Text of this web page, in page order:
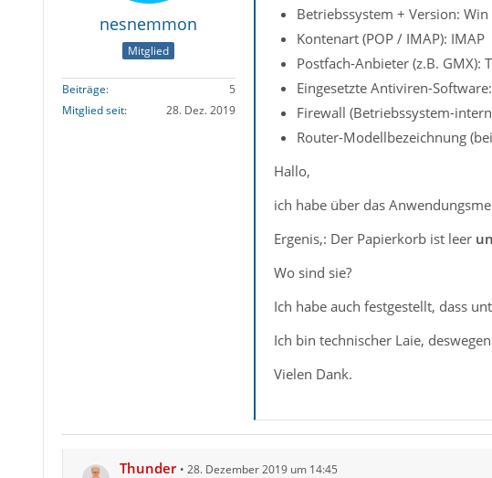
nesnemmon
Mitglied
Beiträge
5
Mitglied seit
28. Dez. 2019
Betriebssystem + Version: Win
Kontenart (POP / IMAP): IMAP
Postfach-Anbieter (z.B. GMX):
Eingesetzte Antiviren-
Firewall (Betriebssystem-
Router-Modellbezeichnung
Hallo,
ich habe über das
Ergenis,: Der Papierkorb ist leer
Wo sind sie?
Ich habe auch festgestellt, dass
Ich bin technischer Laie,
Vielen Dank.
Thunder 28. Dezember 2019 um 14:45